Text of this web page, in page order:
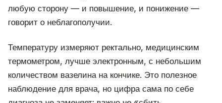
любую сторону — и повышение, и понижение —
говорит о неблагополучии.
Температуру измеряют ректально, медицинским
термометром, лучше электронным, с небольшим
количеством вазелина на кончике. Это полезное
наблюдение для врача, но цифра сама по себе